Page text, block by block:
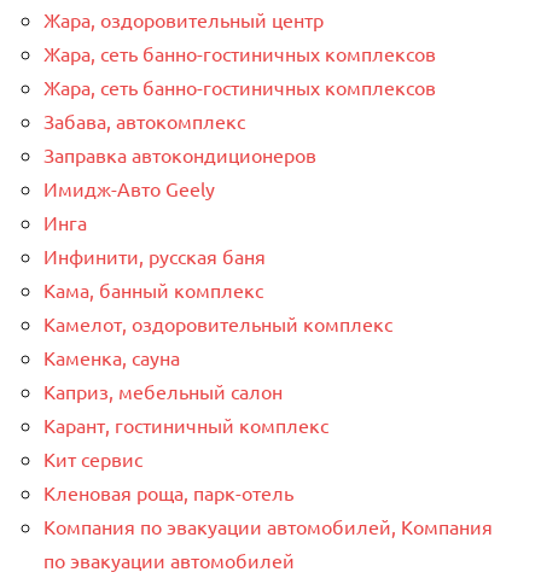
Жара, оздоровительный центр
Жара, сеть банно-гостиничных комплексов
Жара, сеть банно-гостиничных комплексов
Забава, автокомплекс
Заправка автокондиционеров
Имидж-Авто Geely
Инга
Инфинити, русская баня
Кама, банный комплекс
Камелот, оздоровительный комплекс
Каменка, сауна
Каприз, мебельный салон
Карант, гостиничный комплекс
Кит сервис
Кленовая роща, парк-отель
Компания по эвакуации автомобилей, Компания
по эвакуации автомобилей